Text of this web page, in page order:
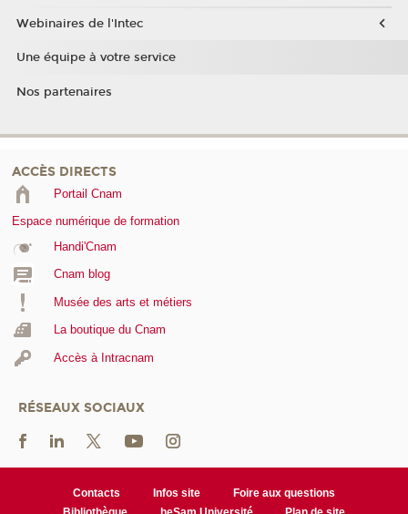
Webinaires de l'Intec
Une équipe à votre service
Nos partenaires
ACCÈS DIRECTS
Portail Cnam
Espace numérique de formation
Handi'Cnam
Cnam blog
Musée des arts et métiers
La boutique du Cnam
Accès à Intracnam
RÉSEAUX SOCIAUX
Contacts Infos site
Foire aux questions